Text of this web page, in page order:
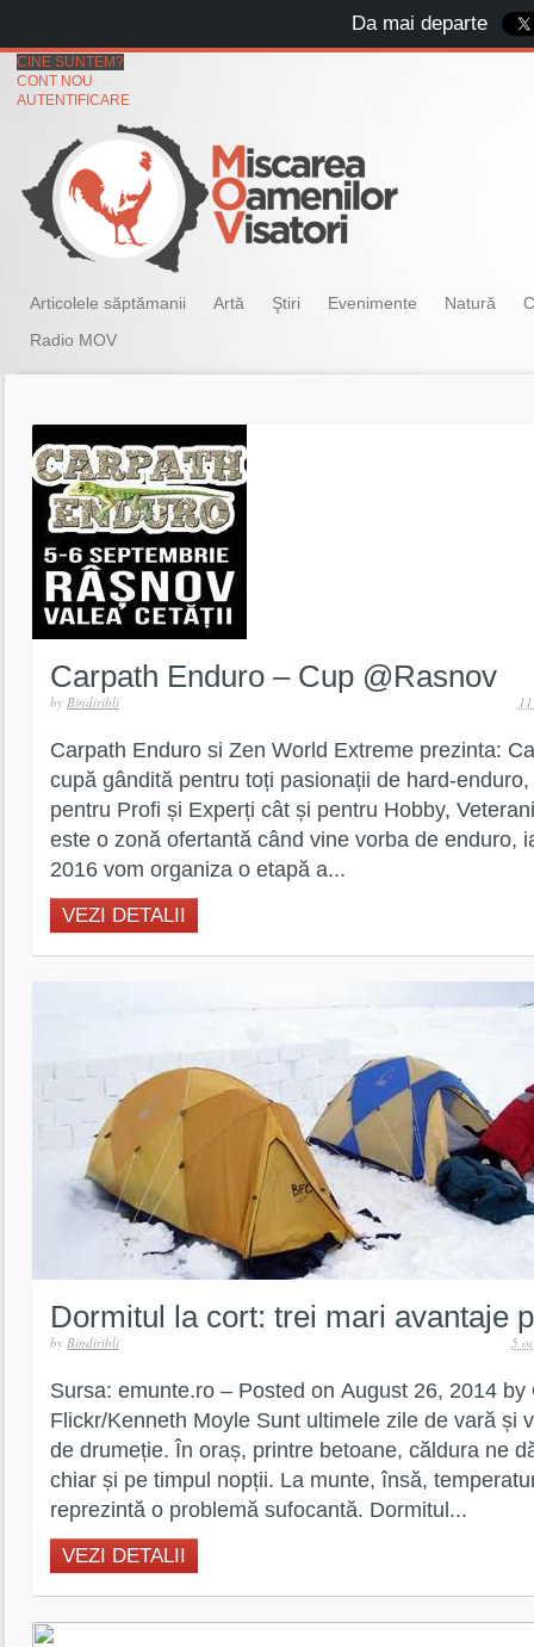
CINE SUNTEM?
CONT NOU
AUTENTIFICARE
Articolele săptămanii Artă Ştiri Evenimente Natură
Radio MOV
Carpath Enduro – Cup @Rasnov
by Bindiribli
Carpath Enduro si Zen World Extreme prezinta:
cupă gândită pentru toți pasionații de hard-
pentru Profi și Experți cât și pentru Hobby,
este o zonă ofertantă când vine vorba de enduro,
2016 vom organiza o etapă a...
VEZI DETALII
Dormitul la cort: trei mari avantaje
by Bindiribli 5
Sursa: emunte.ro – Posted on August 26, 2014
Flickr/Kenneth Moyle Sunt ultimele zile de vară și
de drumeție. În oraș, printre betoane, căldura ne
chiar și pe timpul nopții. La munte, însă,
reprezintă o problemă sufocantă. Dormitul...
VEZI DETALII
Da mai departe